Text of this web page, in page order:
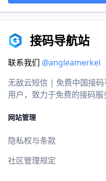
接码导航站
联系我们 @angleamerkel
无敌云短信 | 免费中国接
用户，致力于免费的接码服
网站管理
隐私权与条款
社区管理规定